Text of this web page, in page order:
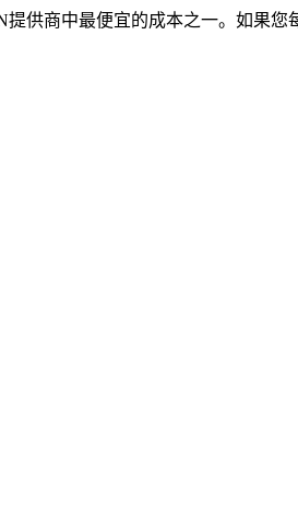
供商中最便宜的成本之一。如果您